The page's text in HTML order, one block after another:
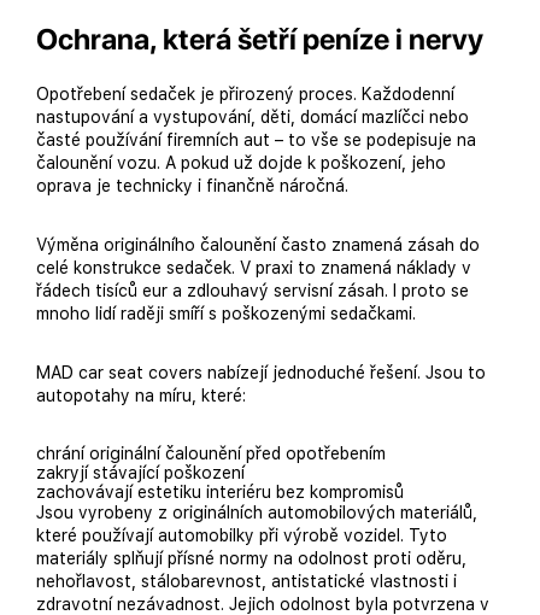
Ochrana, která šetří peníze i nervy
Opotřebení sedaček je přirozený proces. Každodenní
nastupování a vystupování, děti, domácí mazlíčci nebo
časté používání firemních aut – to vše se podepisuje na
čalounění vozu. A pokud už dojde k poškození, jeho
oprava je technicky i finančně náročná.
Výměna originálního čalounění často znamená zásah do
celé konstrukce sedaček. V praxi to znamená náklady v
řádech tisíců eur a zdlouhavý servisní zásah. I proto se
mnoho lidí raději smíří s poškozenými sedačkami.
MAD car seat covers nabízejí jednoduché řešení. Jsou to
autopotahy na míru, které:
chrání originální čalounění před opotřebením
zakryjí stávající poškození
zachovávají estetiku interiéru bez kompromisů
Jsou vyrobeny z originálních automobilových materiálů,
které používají automobilky při výrobě vozidel. Tyto
materiály splňují přísné normy na odolnost proti oděru,
nehořlavost, stálobarevnost, antistatické vlastnosti i
zdravotní nezávadnost. Jejich odolnost byla potvrzena v